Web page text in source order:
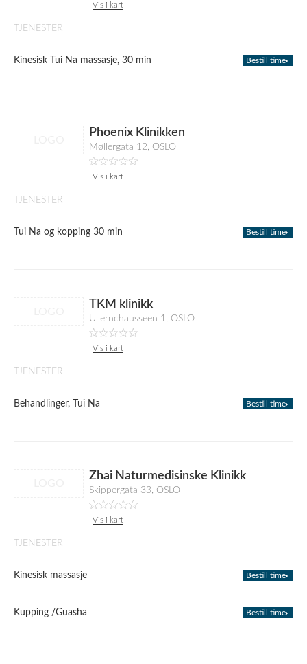
Vis i kart
TJENESTER
Kinesisk Tui Na massasje, 30 min Bestill time
Phoenix Klinikken
Møllergata 12, OSLO
Vis i kart
TJENESTER
Tui Na og kopping 30 min Bestill time
TKM klinikk
Ullernchausseen 1, OSLO
Vis i kart
TJENESTER
Behandlinger, Tui Na Bestill time
Zhai Naturmedisinske Klinikk
Skippergata 33, OSLO
Vis i kart
TJENESTER
Kinesisk massasje Bestill time
Kupping /Guasha Bestill time